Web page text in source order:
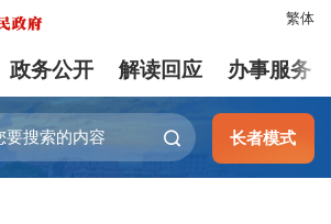
繁体
政务公开 解读回应 办事服务
长者模式